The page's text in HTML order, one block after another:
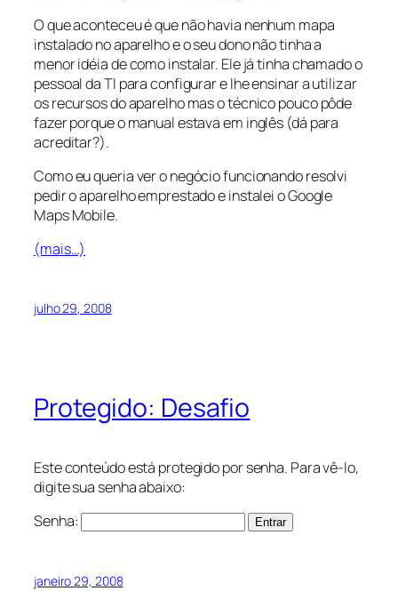
O que aconteceu é que não havia nenhum mapa
instalado no aparelho e o seu dono não tinha a
menor idéia de como instalar. Ele já tinha chamado o
pessoal da TI para configurar e lhe ensinar a utilizar
os recursos do aparelho mas o técnico pouco pôde
fazer porque o manual estava em inglês (dá para
acreditar?).
Como eu queria ver o negócio funcionando resolvi
pedir o aparelho emprestado e instalei o Google
Maps Mobile.
(mais…)
julho 29, 2008
Protegido: Desafio
Este conteúdo está protegido por senha. Para vê-lo,
digite sua senha abaixo:
Senha:
janeiro 29, 2008